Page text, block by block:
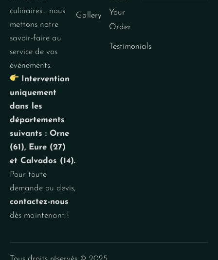
culinaires… nous
mettons notre
savoir-faire au
service de vos
événements.
Intervention
uniquement
dans les
départements
suivants : Orne
(61), Eure (27)
et Calvados (14).
Pour toute
demande ou devis,
contactez-nous
dès maintenant !
Gallery
Your
Order
Testimonials